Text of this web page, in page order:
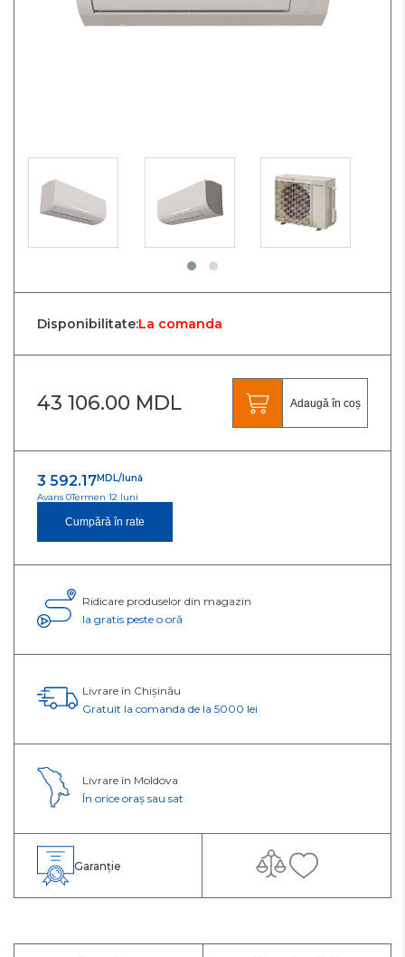
Disponibilitate:La comanda
43 106.00 MDL Adaugă în coș
3 592.17MDL/lună
Avans 0Termen 12 luni
Cumpără în rate
Ridicare produselor din magazin
Ia gratis peste o oră
Livrare în Chișinău
Gratuit la comanda de la 5000 lei
Livrare în Moldova
În orice oraș sau sat
Garanție